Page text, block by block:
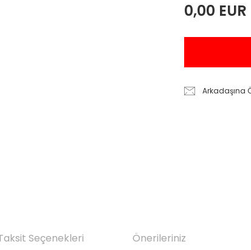
0,00 EUR
Arkadaşına
Seçenekleri Önerileriniz